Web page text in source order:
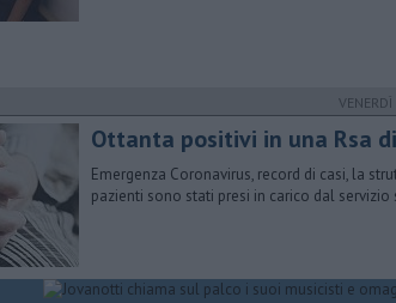
VENERDÌ
Ottanta positivi in una Rsa
Emergenza Coronavirus, record di casi, la
pazienti sono stati presi in carico dal servizio